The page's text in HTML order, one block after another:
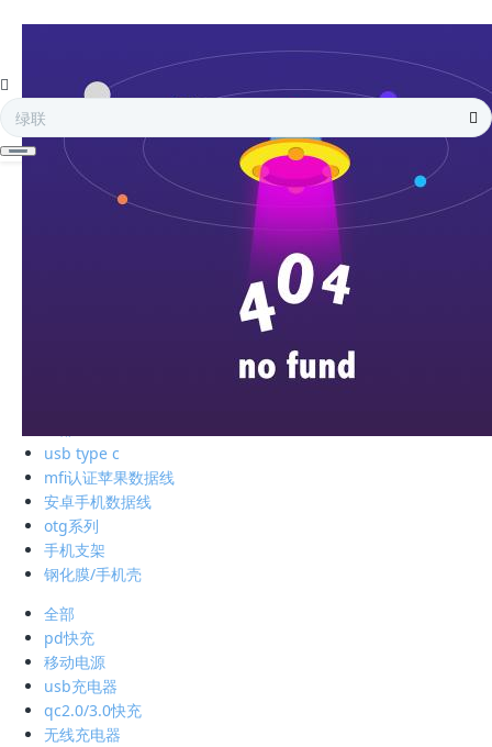
全部
蓝牙耳机
手机周边
智能充电
苹果周边
usb type c
mfi认证苹果数据线
安卓手机数据线
otg系列
手机支架
钢化膜/手机壳
全部
pd快充
移动电源
usb充电器
qc2.0/3.0快充
无线充电器